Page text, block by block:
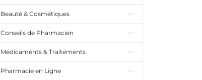
Beauté & Cosmétiques
Conseils de Pharmacien
Médicaments & Traitements
Pharmacie en Ligne